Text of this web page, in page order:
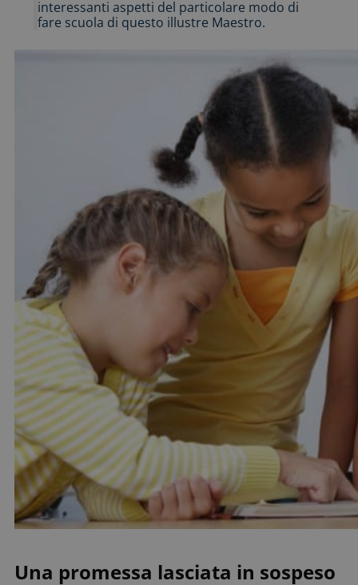
interessanti aspetti del particolare modo di
fare scuola di questo illustre Maestro.
Una promessa lasciata in sospeso